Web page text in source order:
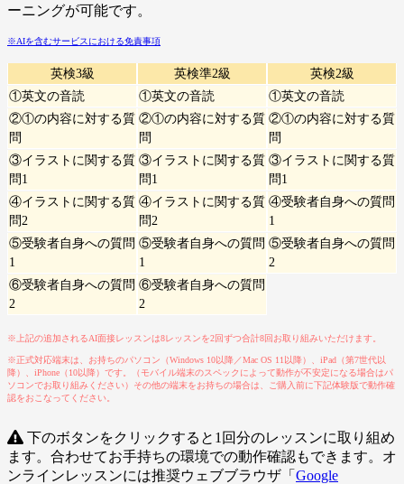
ーニングが可能です。
※AIを含むサービスにおける免責事項
英検3級 英検準2級
英検2級
①英文の音読
①英文の音読
①英文の音読
②①の内容に対する質
問
②①の内容に対する質
問
②①の内容に対する質
問
③イラストに関する質
問1
③イラストに関する質
問1
③イラストに関する質
問1
④イラストに関する質
問2
④イラストに関する質
問2
④受験者自身への質問
1
⑤受験者自身への質問
1
⑤受験者自身への質問
1
⑤受験者自身への質問
2
⑥受験者自身への質問
2
⑥受験者自身への質問
2
※上記の追加されるAI面接レッスンは8レッスンを2回ずつ合計8回お取り組みいただけます。
※正式対応端末は、お持ちのパソコン（Windows 10以降／Mac OS 11以降）、iPad（第7世代以
降）、iPhone（10以降）です。（モバイル端末のスペックによって動作が不安定になる場合はパ
ソコンでお取り組みください）その他の端末をお持ちの場合は、ご購入前に下記体験版で動作確
認をおこなってください。
下のボタンをクリックすると1回分のレッスンに取り組め
ます。合わせてお手持ちの環境での動作確認もできます。オ
ンラインレッスンには推奨ウェブブラウザ「 Google